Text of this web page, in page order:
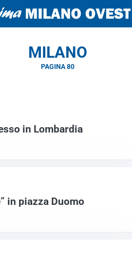
MILANO
PAGINA 80
in Lombardia
in piazza Duomo